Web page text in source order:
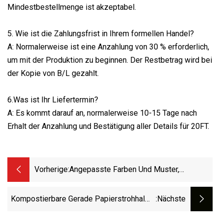
Mindestbestellmenge ist akzeptabel.
5. Wie ist die Zahlungsfrist in Ihrem formellen Handel?
A: Normalerweise ist eine Anzahlung von 30 % erforderlich,
um mit der Produktion zu beginnen. Der Restbetrag wird bei
der Kopie von B/L gezahlt.
6.Was ist Ihr Liefertermin?
A: Es kommt darauf an, normalerweise 10-15 Tage nach
Erhalt der Anzahlung und Bestätigung aller Details für 20FT.
Vorherige:Angepasste Farben Und Muster,
Gerade PLA-Trinkhalme Aus Papier
Kompostierbare Gerade Papierstrohhalme :nächste